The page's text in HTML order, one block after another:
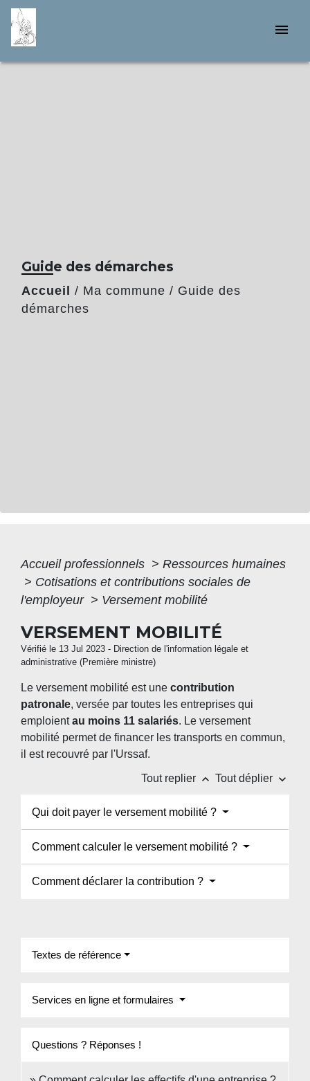
menu
Guide des démarches
Accueil / Ma commune / Guide des
démarches
Accueil professionnels > Ressources humaines
> Cotisations et contributions sociales de
l'employeur > Versement mobilité
VERSEMENT MOBILITÉ
Vérifié le 13 Jul 2023 - Direction de l'information légale et
administrative (Première ministre)
Le versement mobilité est une contribution
patronale, versée par toutes les entreprises qui
emploientau moins 11 salariés. Le versement
mobilité permet de financer les transports en commun,
il est recouvré par l'Urssaf.
Tout replier keyboard_arrow_up Tout déplier keyboard_arrow_down
Qui doit payer le versement mobilité ?
Comment calculer le versement mobilité ?
Comment déclarer la contribution ?
Textes de référence
Services en ligne et formulaires
Questions ? Réponses !